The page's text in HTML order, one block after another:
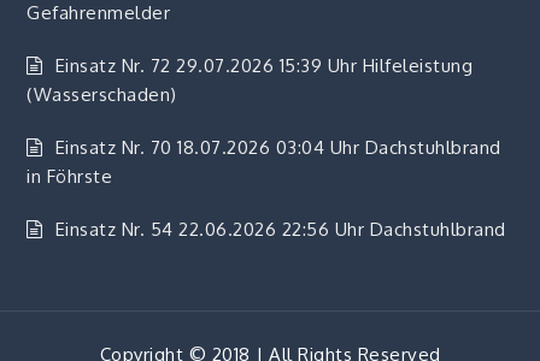
Gefahrenmelder
Einsatz Nr. 72 29.07.2026 15:39 Uhr Hilfeleistung
(Wasserschaden)
Einsatz Nr. 70 18.07.2026 03:04 Uhr Dachstuhlbrand
in Föhrste
Einsatz Nr. 54 22.06.2026 22:56 Uhr Dachstuhlbrand
Copyright © 2018 | All Rights Reserved